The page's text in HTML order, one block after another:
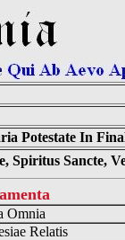
Potestate In
Sancte,
Omnia
Relatis